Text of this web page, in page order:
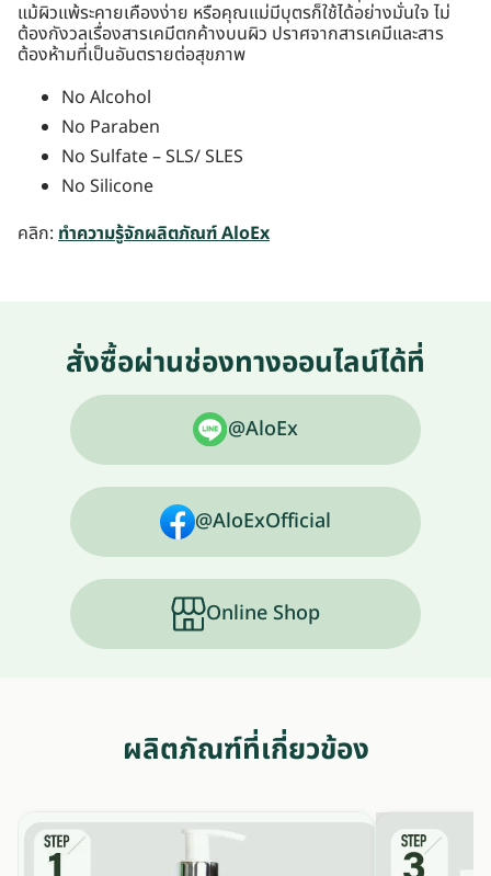
แม้ผิวแพ้ระคายเคืองง่าย หรือคุณแม่มีบุตรก็ใช้ได้อย่างมั่นใจ ไม่
ต้องกังวลเรื่องสารเคมีตกค้างบนผิว ปราศจากสารเคมีและสาร
ต้องห้ามที่เป็นอันตรายต่อสุขภาพ
No Alcohol
No Paraben
No Sulfate – SLS/ SLES
No Silicone
คลิก: ทำความรู้จักผลิตภัณฑ์ AloEx
สั่งซื้อผ่านช่องทางออนไลน์ได้ที่
@AloEx
@AloExOfficial
Online Shop
ผลิตภัณฑ์ที่เกี่ยวข้อง